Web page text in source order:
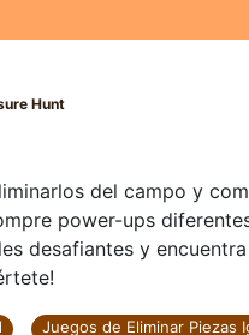
Hunt
del campo y
power-ups
desafiantes y
Juegos de Eliminar Piezas